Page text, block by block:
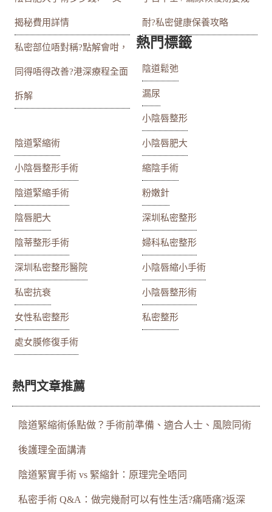
揭秘費用詳情 耐?私密健康保養攻略
私密部位唔對稱?點解會咁，
同得唔得改善?港深療程全面
拆解
熱門標籤
陰道鬆弛
漏尿
小陰唇整形
陰道緊縮術 小陰唇肥大
小陰唇整形手術 縮陰手術
陰道緊縮手術 粉嫩針
陰唇肥大 深圳私密整形
陰蒂整形手術 婦科私密整形
深圳私密整形醫院 小陰唇縮小手術
私密抗衰 小陰唇整形術
女性私密整形 私密整形
處女膜修復手術
熱門文章推薦
陰道緊縮術係點做？手術前準備、適合人士、風險同術
後護理全面講清
陰道緊實手術 vs 緊縮針：原理完全唔同
私密手術 Q&A：做完幾耐可以有性生活?痛唔痛?返深